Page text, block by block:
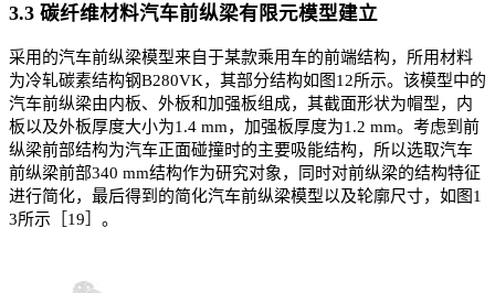
3.3 碳纤维材料汽车前纵梁有限元模型建立
采用的汽车前纵梁模型来自于某款乘用车的前端结构，所用材料
为冷轧碳素结构钢B280VK，其部分结构如图12所示。该模型中的
汽车前纵梁由内板、外板和加强板组成，其截面形状为帽型，内
板以及外板厚度大小为1.4 mm，加强板厚度为1.2 mm。考虑到前
纵梁前部结构为汽车正面碰撞时的主要吸能结构，所以选取汽车
前纵梁前部340 mm结构作为研究对象，同时对前纵梁的结构特征
进行简化，最后得到的简化汽车前纵梁模型以及轮廓尺寸，如图1
3所示［19］。